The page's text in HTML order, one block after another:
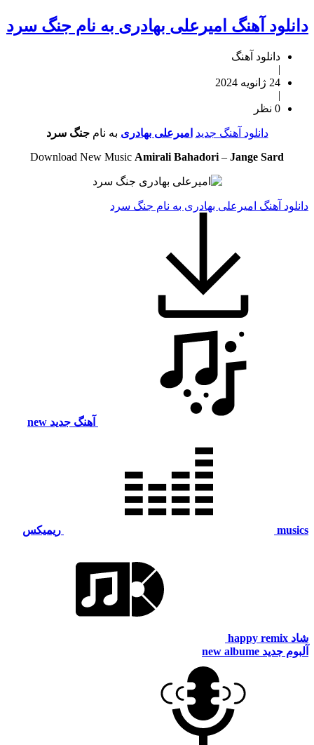
دانلود آهنگ امیرعلی بهادری به نام جنگ سرد
دانلود آهنگ
|
24 ژانویه 2024
|
0 نظر
دانلود آهنگ جدید امیرعلی بهادری به نامجنگ سرد
Download New Music Amirali Bahadori – Jange Sard
دانلود آهنگ امیرعلی بهادری به نام جنگ سرد
آهنگ جدید new
musics ریمیکس
شاد happy remix
آلبوم جدید new albume